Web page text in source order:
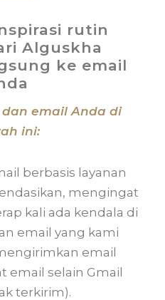
rutin
Alguskha
ke email
email Anda di
ini:
berbasis layanan
mengingat
kali ada kendala di
email yang kami
email
email selain Gmail
terkirim).